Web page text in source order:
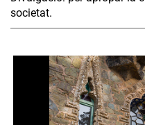
societat.